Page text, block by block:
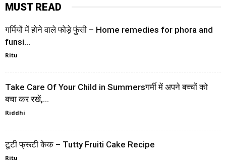
MUST READ
गर्मियों में होने वाले फोड़े फुंसी – Home remedies for phora and
funsi...
Ritu
Take Care Of Your Child in Summersगर्मी में अपने बच्चों को
बचा कर रखें,...
Riddhi
टूटी फ्रूटी केक – Tutty Fruiti Cake Recipe
Ritu